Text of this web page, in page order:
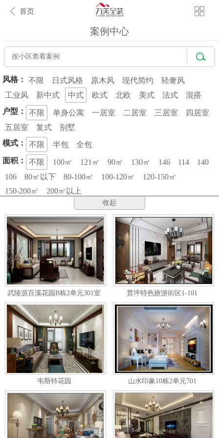
首页
案例中心
风格： 不限 日式风格 原木风 现代简约
轻奢风
工业风
新中式 中式 欧式 北欧 美式 法式
混搭
户型：
不限 单身公寓 一居室 二居室 三居室
四居室
五居室
复式
别墅
模式：
不限 半包
全包
面积：
不限 100㎡ 121㎡ 90㎡ 130㎡ 146 114
140
106
80㎡以下 80-100㎡ 100-120㎡
120-150㎡
150-200㎡
200㎡以上
收起
武陵源百溪花园B栋2单元301室
143㎡-中式风格
贯坪特色旅游街区1-101
韦斯特花园 山水印象10栋2单元701